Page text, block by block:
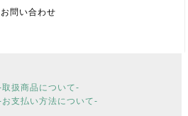
お問い合わせ
扱商品について-
支払い方法について-